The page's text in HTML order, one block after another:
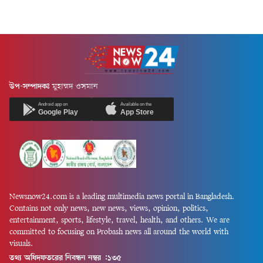
উপ-সম্পাদকঃ মুহাম্মদ ওসমান
Android app on
Google Play
Available on the
App Store
Newsnow24.com is a leading multimedia news portal in Bangladesh.
Contains not only news, new news, views, opinion, politics,
entertainment, sports, lifestyle, travel, health, and others. We are
committed to focusing on Probash news all around the world with
visuals.
তথ্য অধিদফতরের নিবন্ধন নম্বর :১৩৫